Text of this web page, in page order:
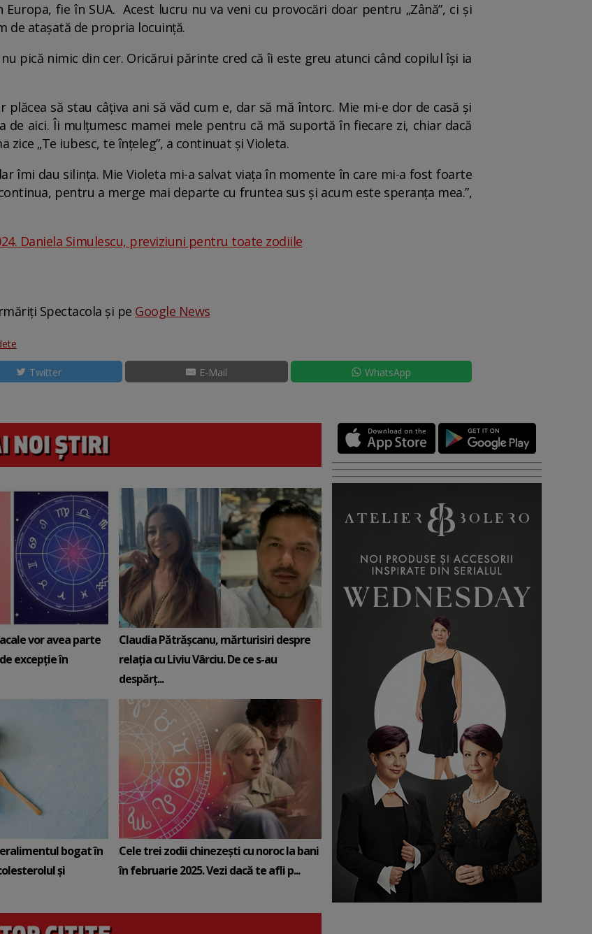
fie în SUA. Acest lucru nu va veni cu provocări doar pentru „Zână”, ci și
de atașată de propria locuință.
pică nimic din cer. Oricărui părinte cred că îi este greu atunci când copilul își ia
plăcea să stau câțiva ani să văd cum e, dar să mă întorc. Mie mi-e dor de casă și
de aici. Îi mulțumesc mamei mele pentru că mă suportă în fiecare zi, chiar dacă
„Te iubesc, te înțeleg”, a continuat și Violeta.
îmi dau silința. Mie Violeta mi-a salvat viața în momente în care mi-a fost foarte
pentru a merge mai departe cu fruntea sus și acum este speranța mea.”,
Daniela Simulescu, previziuni pentru toate zodiile
Spectacola și pe Google News
Twitter E-Mail WhatsApp
vor avea parte
excepție în
Claudia Pătrășcanu, mărturisiri despre
relația cu Liviu Vârciu. De ce s-au
despărț...
bogat în
și
Cele trei zodii chinezești cu noroc la bani
în februarie 2025. Vezi dacă te afli p...